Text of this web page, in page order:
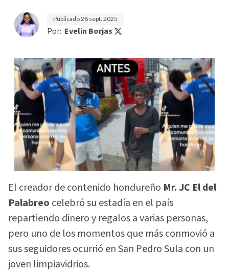
Publicado28 sept. 2025
Por: Evelin Borjas
El creador de contenido hondureño Mr. JC El del
Palabreo celebró su estadía en el país
repartiendo dinero y regalos a varias personas,
pero uno de los momentos que más conmovió a
sus seguidores ocurrió en San Pedro Sula con un
joven limpiavidrios.